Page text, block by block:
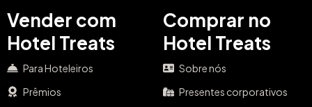
Vender com
Hotel Treats
Para Hoteleiros
Prêmios
Comprar no
Hotel Treats
Sobre nós
Presentes corporativos